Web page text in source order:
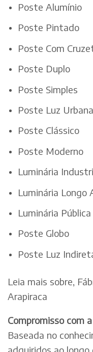
Poste Alumínio
Poste Pintado
Poste Com
Poste Duplo
Poste Simples
Poste Luz Urbana
Poste Clássico
Poste Moderno
Luminária
Luminária Longo
Luminária Pública
Poste Globo
Poste Luz
Leia mais sobre,
Arapiraca
Compromisso com
Baseada no